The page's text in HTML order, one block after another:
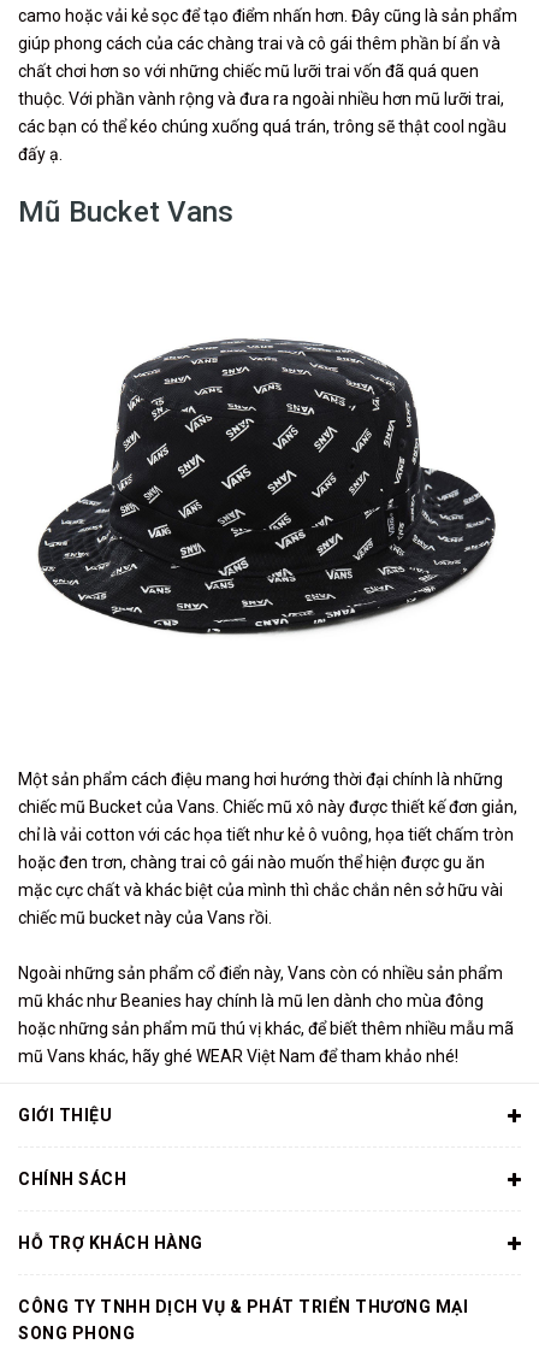
camo hoặc vải kẻ sọc để tạo điểm nhấn hơn. Đây cũng là sản phẩm
giúp phong cách của các chàng trai và cô gái thêm phần bí ẩn và
chất chơi hơn so với những chiếc mũ lưỡi trai vốn đã quá quen
thuộc. Với phần vành rộng và đưa ra ngoài nhiều hơn mũ lưỡi trai,
các bạn có thể kéo chúng xuống quá trán, trông sẽ thật cool ngầu
đấy ạ.
Mũ Bucket Vans
Một sản phẩm cách điệu mang hơi hướng thời đại chính là những
chiếc mũ Bucket của Vans. Chiếc mũ xô này được thiết kế đơn giản,
chỉ là vải cotton với các họa tiết như kẻ ô vuông, họa tiết chấm tròn
hoặc đen trơn, chàng trai cô gái nào muốn thể hiện được gu ăn
mặc cực chất và khác biệt của mình thì chắc chắn nên sở hữu vài
chiếc mũ bucket này của Vans rồi.
Ngoài những sản phẩm cổ điển này, Vans còn có nhiều sản phẩm
mũ khác như Beanies hay chính là mũ len dành cho mùa đông
hoặc những sản phẩm mũ thú vị khác, để biết thêm nhiều mẫu mã
mũ Vans khác, hãy ghé WEAR Việt Nam để tham khảo nhé!
GIỚI THIỆU
CHÍNH SÁCH
HỖ TRỢ KHÁCH HÀNG
CÔNG TY TNHH DỊCH VỤ & PHÁT TRIỂN THƯƠNG MẠI
SONG PHONG